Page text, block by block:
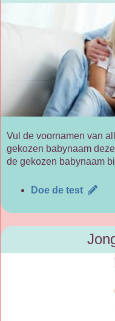
Vul de voornamen van
gekozen babynaam
de gekozen babynaam
Doe de test